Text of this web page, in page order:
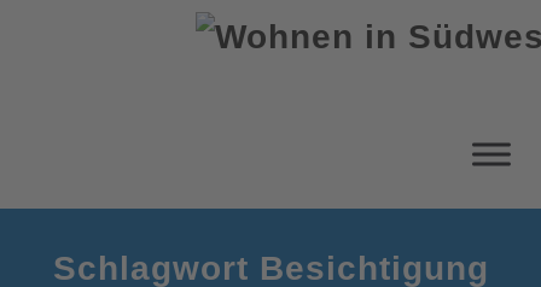
Schlagwort Besichtigung